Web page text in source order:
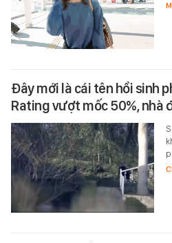
Đây mới là cái tên hồi sinh
Rating vượt mốc 50%, nhà